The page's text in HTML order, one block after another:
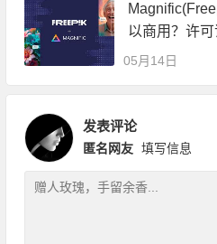
以商用？许可
05月14日
发表评论
匿名网友 填写信息